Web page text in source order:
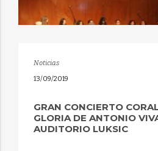
Noticias
13/09/2019
GRAN CONCIERTO
GLORIA DE ANTONIO
AUDITORIO LUKSIC